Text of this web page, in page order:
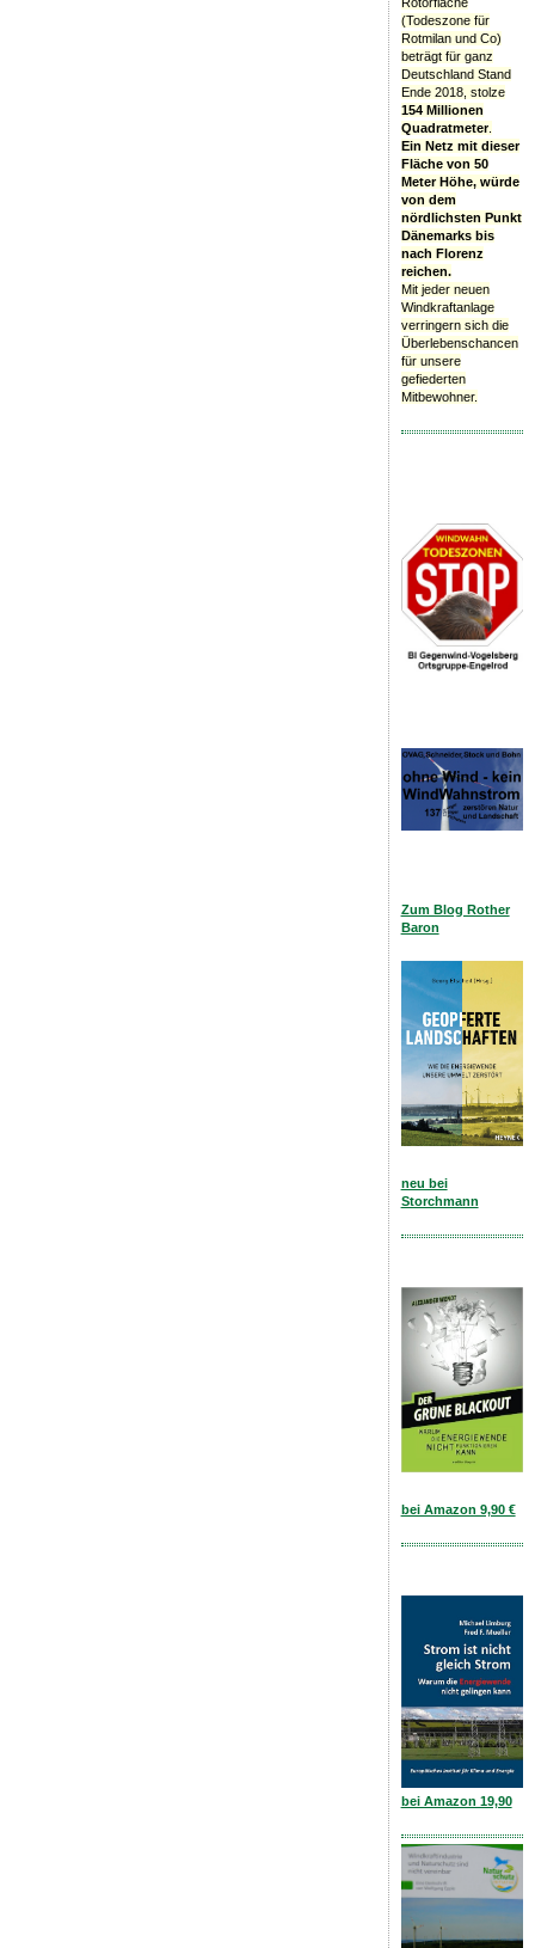
(Todeszone für
Rotmilan und Co)
beträgt für ganz
Deutschland Stand
Ende 2018, stolze
154 Millionen
Quadratmeter.
Ein Netz mit dieser
Fläche von 50
Meter Höhe, würde
von dem
nördlichsten Punkt
Dänemarks bis
nach Florenz
reichen.
Mit jeder neuen
Windkraftanlage
verringern sich die
Überlebenschancen
für unsere
gefiederten
Mitbewohner.
Zum Blog Rother
Baron
neu bei
Storchmann
bei Amazon 9,90 €
bei Amazon 19,90